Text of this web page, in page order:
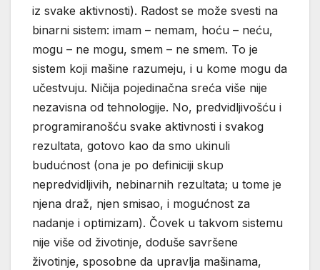
iz svake aktivnosti). Radost se može svesti na
binarni sistem: imam – nemam, hoću – neću,
mogu – ne mogu, smem – ne smem. To je
sistem koji mašine razumeju, i u kome mogu da
učestvuju. Ničija pojedinačna sreća više nije
nezavisna od tehnologije. No, predvidljivošću i
programiranošću svake aktivnosti i svakog
rezultata, gotovo kao da smo ukinuli
budućnost (ona je po definiciji skup
nepredvidljivih, nebinarnih rezultata; u tome je
njena draž, njen smisao, i mogućnost za
nadanje i optimizam). Čovek u takvom sistemu
nije više od životinje, doduše savršene
životinje, sposobne da upravlja mašinama,